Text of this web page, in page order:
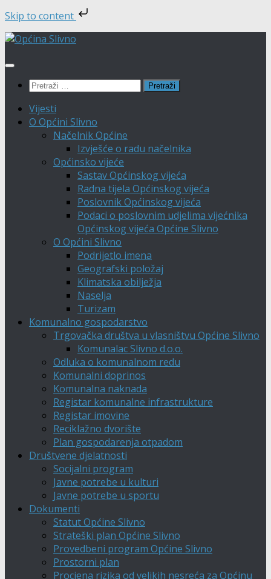
Skip to content
Skip
content
Pretraži:
Vijesti
O Općini Slivno
Načelnik Općine
Izvješće o radu načelnika
Općinsko vijeće
Sastav Općinskog vijeća
Radna tijela Općinskog vijeća
Poslovnik Općinskog vijeća
Podaci o poslovnim udjelima vijećnika
Općinskog vijeća Općine Slivno
O Općini Slivno
Podrijetlo imena
Geografski položaj
Klimatska obilježja
Naselja
Turizam
Komunalno gospodarstvo
Trgovačka društva u vlasništvu Općine Slivno
Komunalac Slivno d.o.o.
Odluka o komunalnom redu
Komunalni doprinos
Komunalna naknada
Registar komunalne infrastrukture
Registar imovine
Reciklažno dvorište
Plan gospodarenja otpadom
Društvene djelatnosti
Socijalni program
Javne potrebe u kulturi
Javne potrebe u sportu
Dokumenti
Statut Općine Slivno
Strateški plan Općine Slivno
Provedbeni program Općine Slivno
Prostorni plan
Procjena rizika od velikih nesreća za Općinu